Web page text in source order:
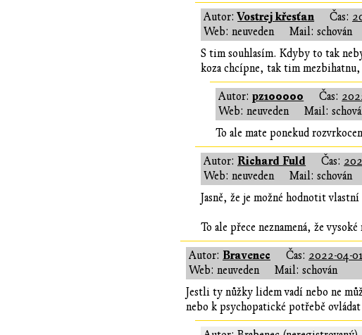
Autor:Vostrej křesťan Čas:
Web: neuveden
Mail: schován
S tim souhlasím. Kdyby to tak
koza chcípne, tak tim
Autor:pz100000 Čas:
Web: neuveden
Mail:
To ale mate ponekud
Autor:Richard Fuld Čas:
Web: neuveden
Mail: schován
Jasně, že je možné hodnotit
To ale přece neznamená, že
Autor: Bravenec Čas: 2022-04-
Web: neuveden
Mail: schován
Jestli ty nůžky lidem vadí nebo ne
nebo k psychopatické potřebě